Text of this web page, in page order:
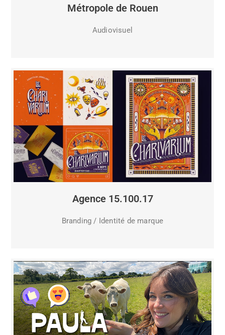
Métropole de Rouen
Audiovisuel
Agence 15.100.17
Branding / Identité de marque